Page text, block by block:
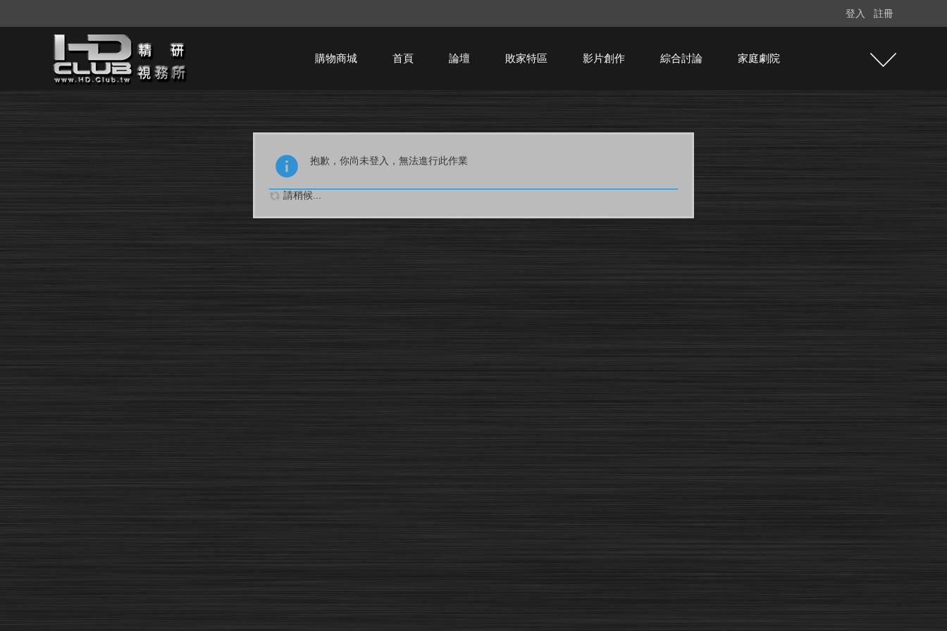
登入 註冊
購物商城 首頁 論壇 敗家特區 影片創作 綜合討論 家庭劇院
抱歉，你尚未登入，無法進行此作業
請稍候...